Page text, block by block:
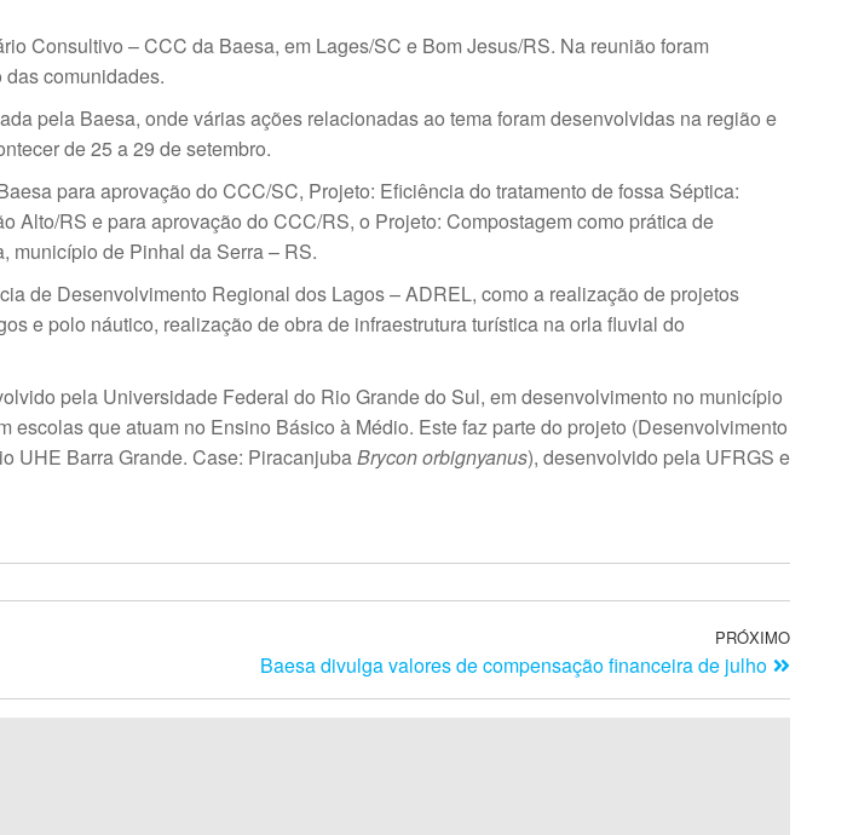
Consultivo – CCC da Baesa, em Lages/SC e Bom Jesus/RS. Na reunião foram
comunidades.
pela Baesa, onde várias ações relacionadas ao tema foram desenvolvidas na região e
de 25 a 29 de setembro.
para aprovação do CCC/SC, Projeto: Eficiência do tratamento de fossa Séptica:
RS e para aprovação do CCC/RS, o Projeto: Compostagem como prática de
município de Pinhal da Serra – RS.
de Desenvolvimento Regional dos Lagos – ADREL, como a realização de projetos
e polo náutico, realização de obra de infraestrutura turística na orla fluvial do
pela Universidade Federal do Rio Grande do Sul, em desenvolvimento no município
que atuam no Ensino Básico à Médio. Este faz parte do projeto (Desenvolvimento
UHE Barra Grande. Case: PiracanjubaBrycon orbignyanus), desenvolvido pela UFRGS e
PRÓXIMO
Baesa divulga valores de compensação financeira de julho